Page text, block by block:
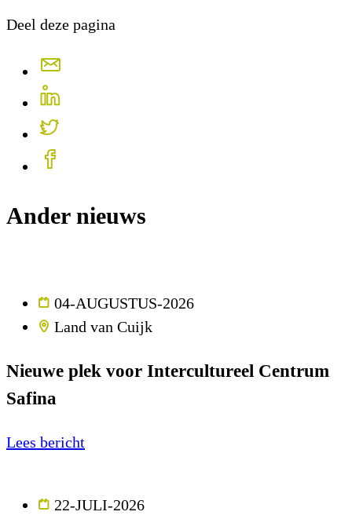
Deel deze pagina
Ander nieuws
04-AUGUSTUS-2026
Land van Cuijk
Nieuwe plek voor Intercultureel Centrum
Safina
Lees bericht
22-JULI-2026